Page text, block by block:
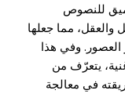
للنصوص
والعقل، مما جعلها
العصور. وفي هذا
غنية، يتعرّف من
في معالجة